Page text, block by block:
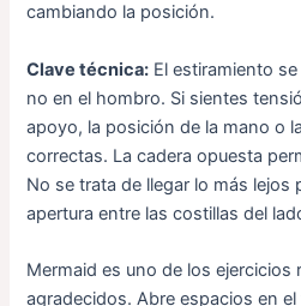
cambiando la posición.
Clave técnica: El estiramiento
no en el hombro. Si sientes
apoyo, la posición de la mano o
correctas. La cadera opuesta
No se trata de llegar lo más lejos
apertura entre las costillas del
Mermaid es uno de los ejercicios
agradecidos. Abre espacios en